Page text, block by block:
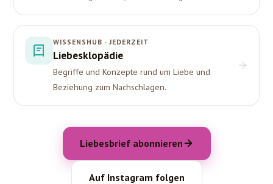
WISSENSHUB · JEDERZEIT
Liebesklopädie
Begriffe und Konzepte rund um Liebe und
Beziehung zum Nachschlagen.
Liebesbrief abonnieren
Auf Instagram folgen